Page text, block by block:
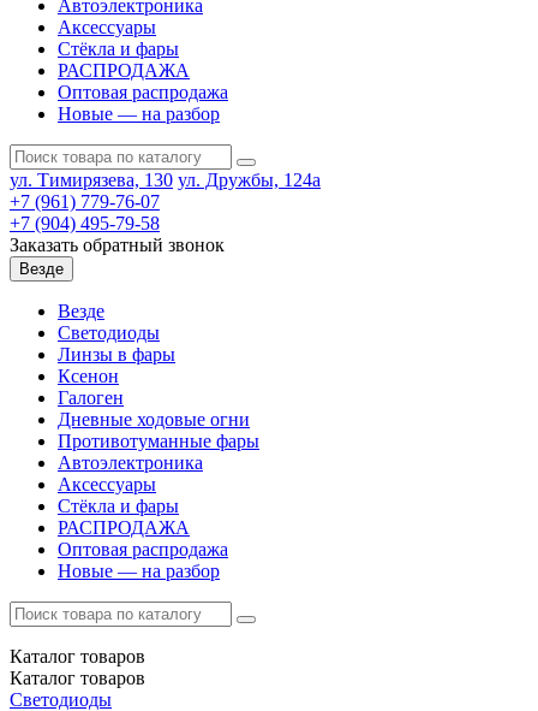
Автоэлектроника
Аксессуары
Стёкла и фары
РАСПРОДАЖА
Оптовая распродажа
Новые — на разбор
ул. Тимирязева, 130 ул. Дружбы, 124а
+7 (961) 779-76-07
+7 (904) 495-79-58
Заказать обратный звонок
Везде
Везде
Светодиоды
Линзы в фары
Ксенон
Галоген
Дневные ходовые огни
Противотуманные фары
Автоэлектроника
Аксессуары
Стёкла и фары
РАСПРОДАЖА
Оптовая распродажа
Новые — на разбор
Каталог товаров
Каталог товаров
Светодиоды